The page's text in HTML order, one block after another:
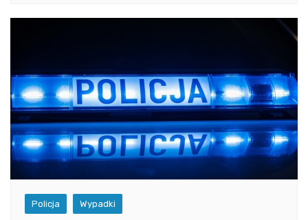
Policja Wypadki